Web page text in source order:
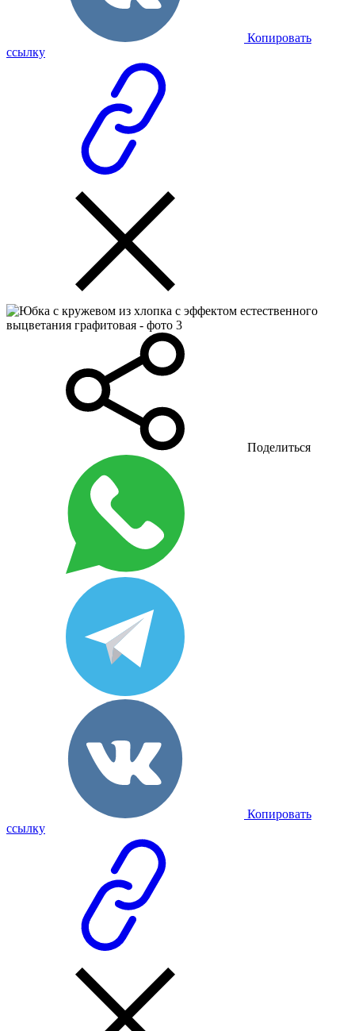
Копировать
ссылку
Поделиться
Копировать
ссылку